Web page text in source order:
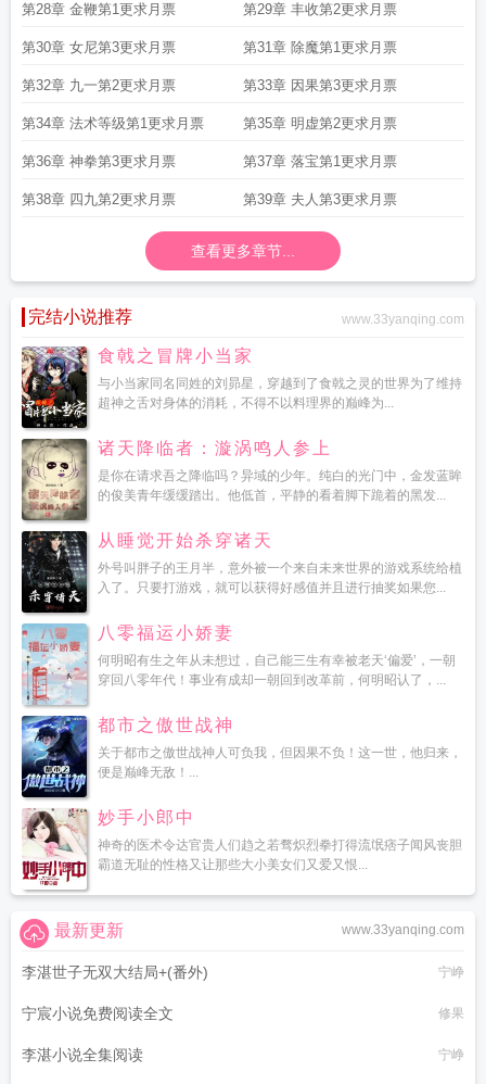
第28章 金鞭第1更求月票 第29章 丰收第2更求月票
第30章 女尼第3更求月票 第31章 除魔第1更求月票
第32章 九一第2更求月票 第33章 因果第3更求月票
第34章 法术等级第1更求月票 第35章 明虚第2更求月票
第36章 神拳第3更求月票 第37章 落宝第1更求月票
第38章 四九第2更求月票 第39章 夫人第3更求月票
查看更多章节...
完结小说推荐 www.33yanqing.com
食戟之冒牌小当家
与小当家同名同姓的刘昴星，穿越到了食戟之灵的世界为了维持
超神之舌对身体的消耗，不得不以料理界的巅峰为...
诸天降临者：漩涡鸣人参上
是你在请求吾之降临吗？异域的少年。纯白的光门中，金发蓝眸
的俊美青年缓缓踏出。他低首，平静的看着脚下跪着的黑发...
从睡觉开始杀穿诸天
外号叫胖子的王月半，意外被一个来自未来世界的游戏系统给植
入了。只要打游戏，就可以获得好感值并且进行抽奖如果您...
八零福运小娇妻
何明昭有生之年从未想过，自己能三生有幸被老天‘偏爱’，一朝
穿回八零年代！事业有成却一朝回到改革前，何明昭认了，...
都市之傲世战神
关于都市之傲世战神人可负我，但因果不负！这一世，他归来，
便是巅峰无敌！...
妙手小郎中
神奇的医术令达官贵人们趋之若骛炽烈拳打得流氓痞子闻风丧胆
霸道无耻的性格又让那些大小美女们又爱又恨...
www.33yanqing.com
最新更新
李湛世子无双大结局+(番外) 宁峥
宁宸小说免费阅读全文 修果
李湛小说全集阅读 宁峥